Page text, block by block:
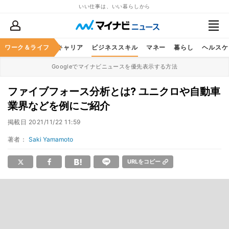
いい仕事は、いい暮らしから
ワーク＆ライフ キャリア ビジネススキル マネー 暮らし ヘルス
Googleでマイナビニュースを優先表示する方法
ファイブフォース分析とは? ユニクロや自動車
業界などを例にご紹介
掲載日 2021/11/22 11:59
著者： Saki Yamamoto
URLをコピー